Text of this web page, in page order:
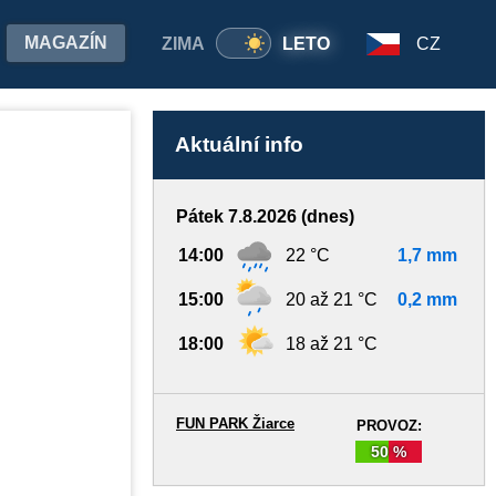
ZIMA LETO
MAGAZÍN CZ
Aktuální info
Pátek 7.8.2026 (dnes)
14:00 22 °C 1,7 mm
15:00 20 až 21 °C 0,2 mm
18:00 18 až 21 °C
PROVOZ:
50 %
FUN PARK Žiarce